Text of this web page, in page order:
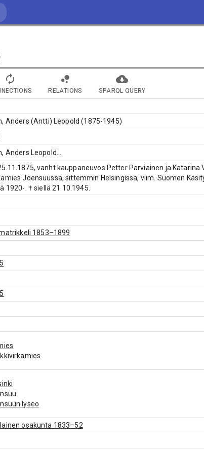
RELATIONS SPARQL QUERY
Anders (Antti) Leopold (1875-1945)
Anders Leopold
vanht kauppaneuvos Petter Parviainen ja
Joensuussa, sittemmin Helsingissä, viim. Suomen
1920-. † siellä 21.10.1945.
1853–1899
lyseo
osakunta 1833–52